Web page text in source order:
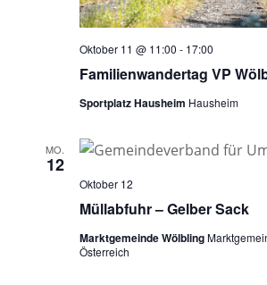
Familienwandertag VP
Oktober 11 @ 11:00 - 17:00
Sportplatz Hausheim Hausheim
MO.
12
Müllabfuhr – Gelber Sack
Oktober 12
Marktgemeinde Wölbling
Österreich